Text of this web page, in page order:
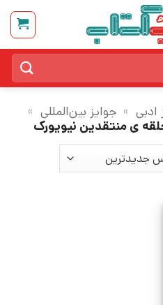
ادبی » جوایز بین‌المللی »
ی منتقدین نیویورک